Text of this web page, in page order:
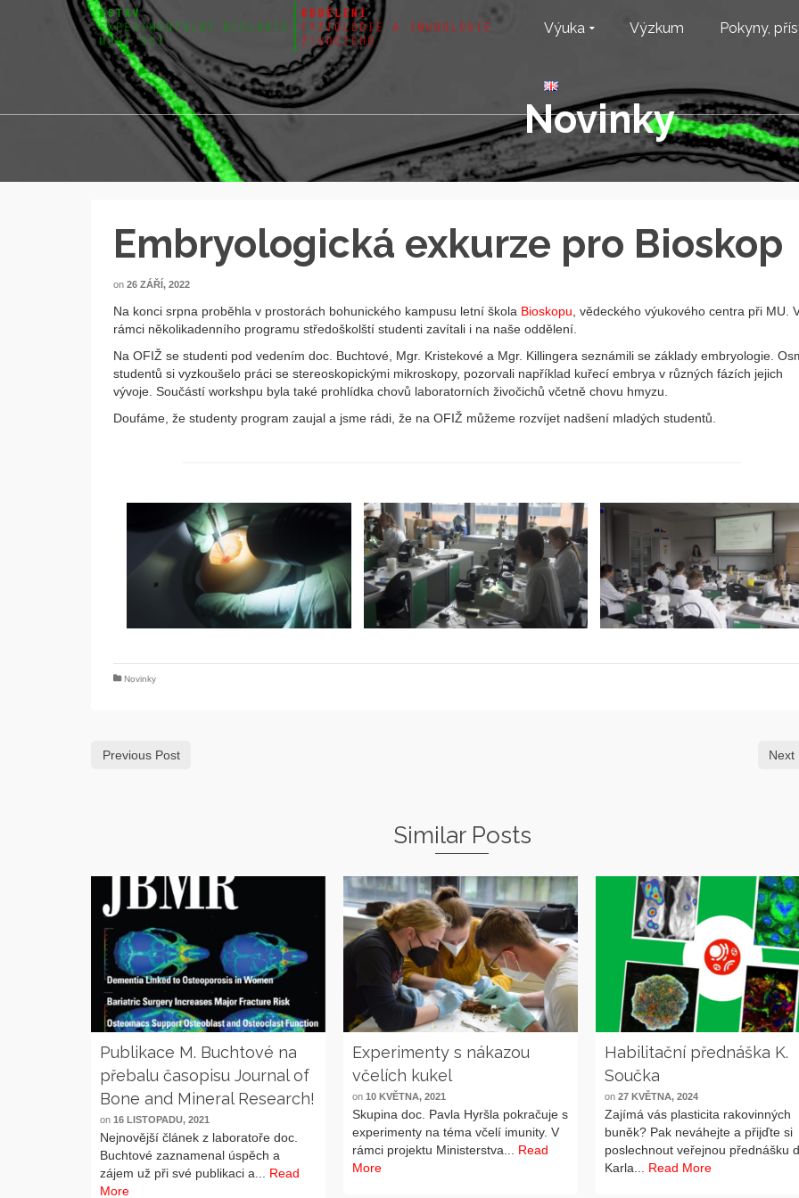
Výuka Výzkum Pokyny,
Novinky
Embryologická exkurze pro Bioskop
on 26 ZÁŘÍ, 2022
Na konci srpna proběhla v prostorách bohunického kampusu letní škola Bioskopu , vědeckého výukového centra při MU.
rámci několikadenního programu středoškolští studenti zavítali i na naše oddělení.
Na OFIŽ se studenti pod vedením doc. Buchtové, Mgr. Kristekové a Mgr. Killingera seznámili se základy embryologie.
studentů si vyzkoušelo práci se stereoskopickými mikroskopy, pozorvali například kuřecí embrya v různých fázích jejich
vývoje. Součástí workshpu byla také prohlídka chovů laboratorních živočichů včetně chovu hmyzu.
Doufáme, že studenty program zaujal a jsme rádi, že na OFIŽ můžeme rozvíjet nadšení mladých studentů.
Novinky
Previous Post Next
Similar Posts
Publikace M. Buchtové na
přebalu časopisu Journal of
Bone and Mineral Research!
on 16 LISTOPADU, 2021
Nejnovější článek z laboratoře doc.
Buchtové zaznamenal úspěch a
zájem už při své publikaci a... Read
More
Experimenty s nákazou
včelích kukel
on10 KVĚTNA, 2021
Skupina doc. Pavla Hyršla pokračuje s
experimenty na téma včelí imunity. V
rámci projektu Ministerstva... Read
More
Habilitační přednáška K.
Součka
on27 KVĚTNA, 2024
Zajímá vás plasticita rakovinných
buněk? Pak neváhejte a přijďte si
poslechnout veřejnou přednášku
Karla... Read More